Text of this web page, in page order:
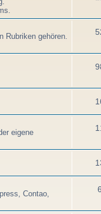
Rubriken gehören.
eigene
Contao,
6